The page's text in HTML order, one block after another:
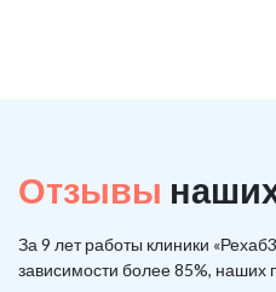
Отзывы
За 9 лет работы клиники
зависимости более 85%, наших